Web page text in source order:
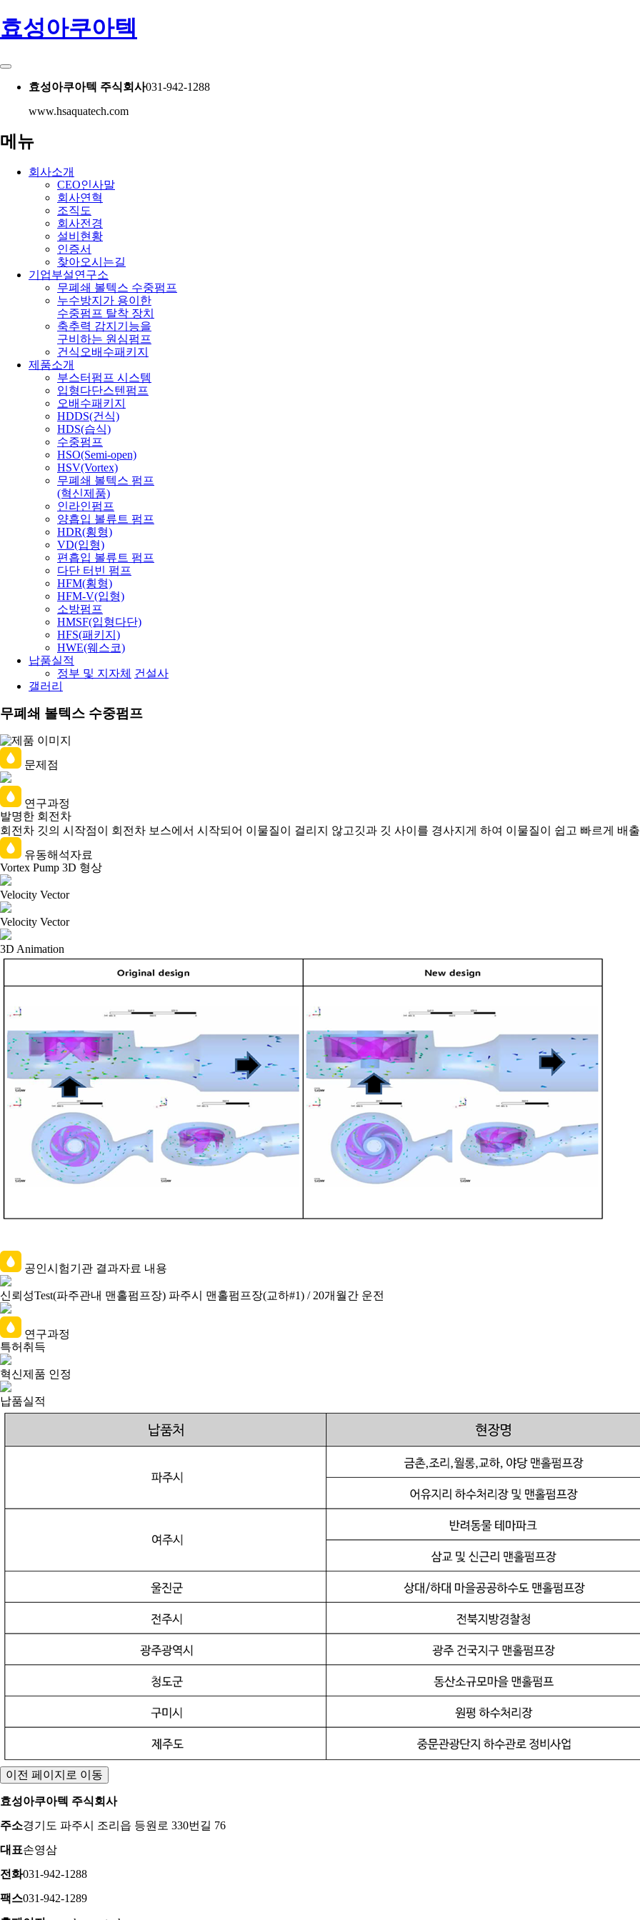
효성아쿠아텍
효성아쿠아텍 주식회사031-942-1288
www.hsaquatech.com
메뉴
회사소개
CEO인사말
회사연혁
조직도
회사전경
설비현황
인증서
찾아오시는길
기업부설연구소
무폐쇄 볼텍스 수중펌프
누수방지가 용이한
수중펌프 탈착 장치
축추력 감지기능을
구비하는 원심펌프
건식오배수패키지
제품소개
부스터펌프 시스템
입형다단스텐펌프
오배수패키지
HDDS(건식)
HDS(습식)
수중펌프
HSO(Semi-open)
HSV(Vortex)
무폐쇄 볼텍스 펌프
(혁신제품)
인라인펌프
양흡입 볼류트 펌프
HDR(횡형)
VD(입형)
편흡입 볼류트 펌프
다단 터빈 펌프
HFM(횡형)
HFM-V(입형)
소방펌프
HMSF(입형다단)
HFS(패키지)
HWE(웨스코)
납품실적
정부 및 지자체 건설사
갤러리
무폐쇄 볼텍스 수중펌프
문제점
연구과정
발명한 회전차
회전차 깃의 시작점이 회전차 보스에서 시작되어 이물질이 걸리지 않고깃과 깃 사이를 경사지게 하여 이물질이 쉽고 빠르게 배
유동해석자료
Vortex Pump 3D 형상
Velocity Vector
Velocity Vector
3D Animation
공인시험기관 결과자료 내용
신뢰성Test(파주관내 맨홀펌프장) 파주시 맨홀펌프장(교하#1) / 20개월간 운전
연구과정
특허취득
혁신제품 인정
납품실적
이전 페이지로 이동
효성아쿠아텍 주식회사
주소경기도 파주시 조리읍 등원로 330번길 76
대표손영삼
전화031-942-1288
팩스031-942-1289